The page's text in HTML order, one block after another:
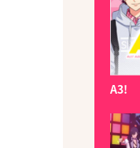
A3!